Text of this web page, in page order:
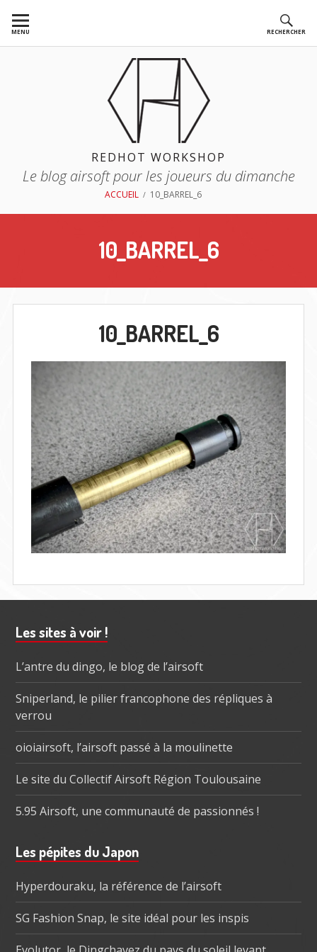
auMENU RECHERCHER
REDHOT WORKSHOP
Le blog airsoft pour les joueurs du dimanche
ACCUEIL 10_BARREL_6
10_BARREL_6
10_BARREL_6
Barre
subsidiaire
Les sites à voir !
L’antre du dingo, le blog de l’airsoft
Sniperland, le pilier francophone des répliques à
verrou
oioiairsoft, l’airsoft passé à la moulinette
Le site du Collectif Airsoft Région Toulousaine
5.95 Airsoft, une communauté de passionnés !
Les pépites du Japon
Hyperdouraku, la référence de l’airsoft
SG Fashion Snap, le site idéal pour les inspis